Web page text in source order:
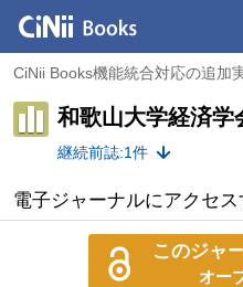
CiNii Books機能統合対応の追加
和歌山大学経済学
継続前誌:1件
電子ジャーナルにアクセス
このジャ
オー